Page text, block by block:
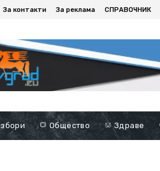
За контакти За реклама СПРАВОЧНИК
Общество Здраве